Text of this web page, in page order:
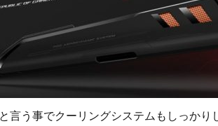
言う事でクーリングシステムもしっか